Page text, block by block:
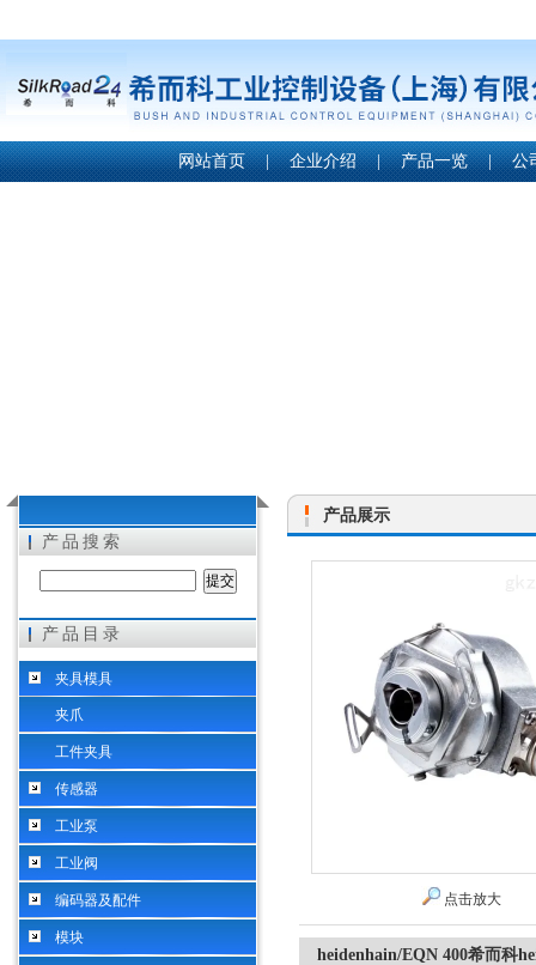
希而科工业控制设备（上海）有限公司
网站首页 | 企业介绍 | 产品一览 | 公
产品搜索
产品目录
夹具模具
夹爪
工件夹具
传感器
工业泵
工业阀
编码器及配件
模块
产品展示
点击放大
heidenhain/EQN 400希而科